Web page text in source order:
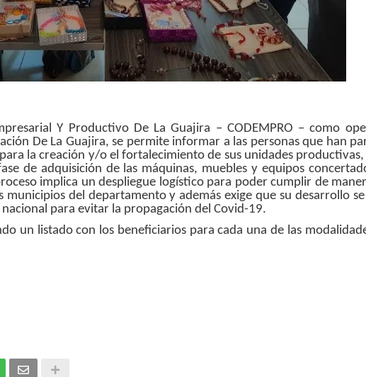
Y Productivo De La Guajira – CODEMPRO – como
De La Guajira, se permite informar a las personas que han
la creación y/o el fortalecimiento de sus unidades
de adquisición de las máquinas, muebles y equipos
implica un despliegue logístico para poder cumplir de
municipios del departamento y además exige que su desarrollo
para evitar la propagación del Covid-19.
un listado con los beneficiarios para cada una de las